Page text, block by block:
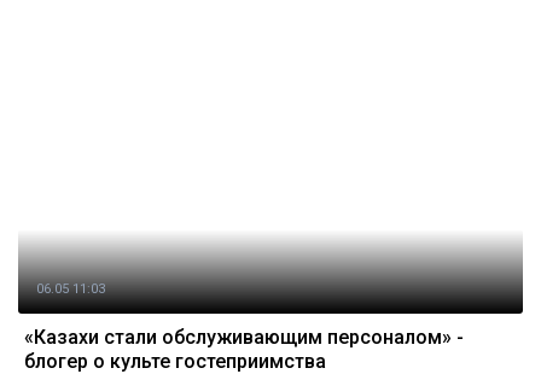
06.05 11:03
«Казахи стали обслуживающим персоналом» -
блогер о культе гостеприимства